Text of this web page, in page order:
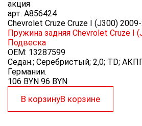
акция
арт. A856424
Chevrolet Cruze Cruze I (J300)
Пружина задняя Chevrolet Cruze I
Подвеска
OEM: 13287599
Седан.; Серебристый; 2,0; TD;
Германии.
106 BYN 96 BYN
В корзинуВ корзине